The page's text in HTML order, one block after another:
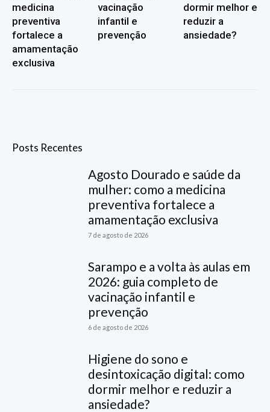
medicina
preventiva
fortalece a
amamentação
exclusiva
vacinação
infantil e
prevenção
dormir melhor e
reduzir a
ansiedade?
Posts Recentes
Agosto Dourado e saúde da
mulher: como a medicina
preventiva fortalece a
amamentação exclusiva
7 de agosto de 2026
Sarampo e a volta às aulas em
2026: guia completo de
vacinação infantil e
prevenção
6 de agosto de 2026
Higiene do sono e
desintoxicação digital: como
dormir melhor e reduzir a
ansiedade?